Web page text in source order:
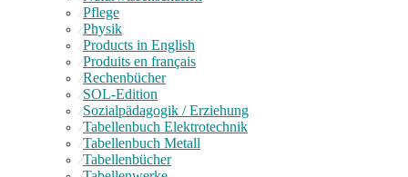
⁄Pflege
⁄Physik
⁄Products in English
⁄Produits en français
⁄Rechenbücher
⁄SOL-Edition
⁄Sozialpädagogik / Erziehung
⁄Tabellenbuch Elektrotechnik
⁄Tabellenbuch Metall
⁄Tabellenbücher